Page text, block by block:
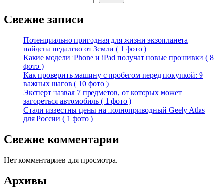
Свежие записи
Потенциально пригодная для жизни экзопланета
найдена недалеко от Земли ( 1 фото )
Какие модели iPhone и iPad получат новые прошивки ( 8
фото )
Как проверить машину с пробегом перед покупкой: 9
важных шагов ( 10 фото )
Эксперт назвал 7 предметов, от которых может
загореться автомобиль ( 1 фото )
Стали известны цены на полноприводный Geely Atlas
для России ( 1 фото )
Свежие комментарии
Нет комментариев для просмотра.
Архивы